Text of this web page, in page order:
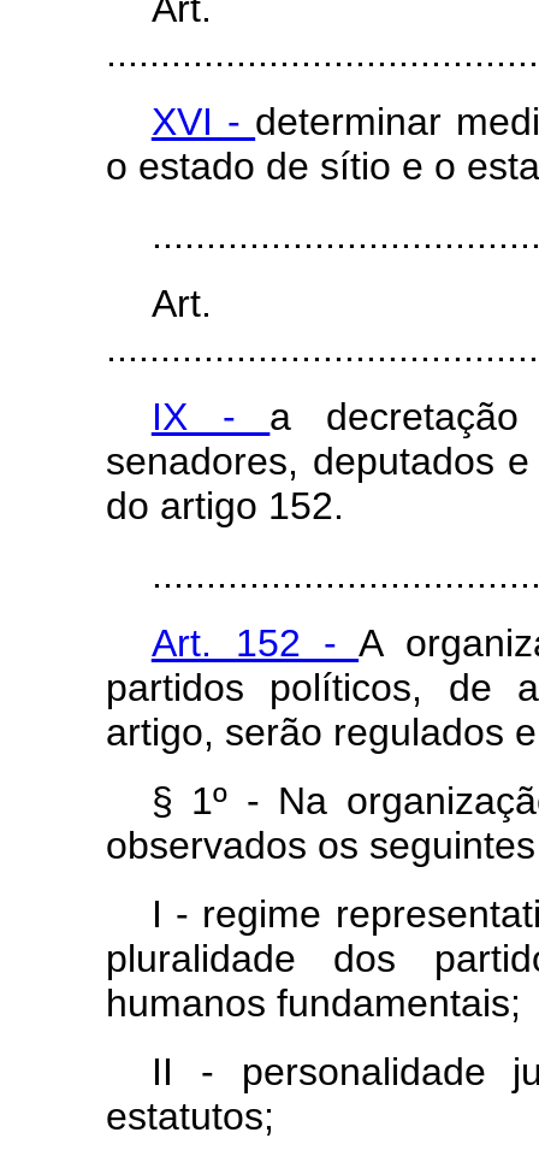
XVI - determinar
o estado de sítio e o
Art.
IX - a
senadores, deputados
do artigo 152.
Art. 152 -A
partidos políticos, de
artigo, serão regulados
§ 1º - Na
observados os
I - regime
pluralidade dos
humanos fundamentais;
II - personalidade
estatutos;